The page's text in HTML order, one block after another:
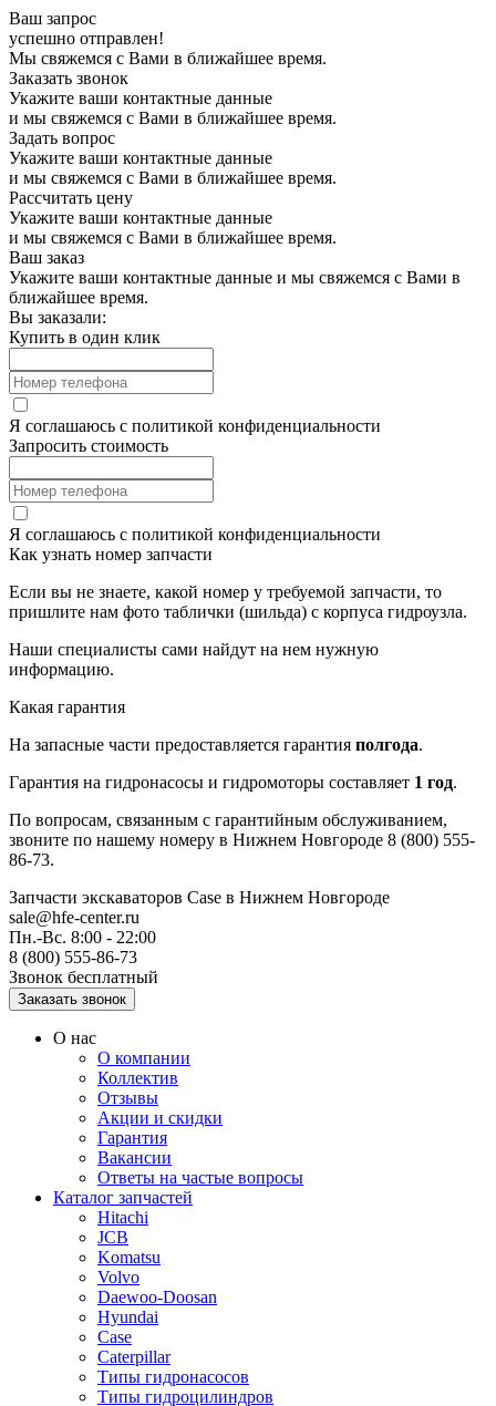
Ваш запрос
успешно отправлен!
Мы свяжемся с Вами в ближайшее время.
Заказать звонок
Укажите ваши контактные данные
и мы свяжемся с Вами в ближайшее время.
Задать вопрос
Укажите ваши контактные данные
и мы свяжемся с Вами в ближайшее время.
Рассчитать цену
Укажите ваши контактные данные
и мы свяжемся с Вами в ближайшее время.
Ваш заказ
Укажите ваши контактные данные и мы свяжемся с Вами в
ближайшее время.
Вы заказали:
Купить в один клик
Я соглашаюсь с политикой конфиденциальности
Запросить стоимость
Я соглашаюсь с политикой конфиденциальности
Как узнать номер запчасти
Если вы не знаете, какой номер у требуемой запчасти, то
пришлите нам фото таблички (шильда) с корпуса гидроузла.
Наши специалисты сами найдут на нем нужную
информацию.
Какая гарантия
На запасные части предоставляется гарантия полгода.
Гарантия на гидронасосы и гидромоторы составляет 1 год.
По вопросам, связанным с гарантийным обслуживанием,
звоните по нашему номеру в Нижнем Новгороде 8 (800) 555-
86-73.
Запчасти экскаваторов Case в Нижнем Новгороде
sale@hfe-center.ru
Пн.-Вс. 8:00 - 22:00
8 (800) 555-86-73
Звонок бесплатный
О нас
О компании
Коллектив
Отзывы
Акции и скидки
Гарантия
Вакансии
Ответы на частые вопросы
Каталог запчастей
Hitachi
JCB
Komatsu
Volvo
Daewoo-Doosan
Hyundai
Case
Caterpillar
Типы гидронасосов
Типы гидроцилиндров